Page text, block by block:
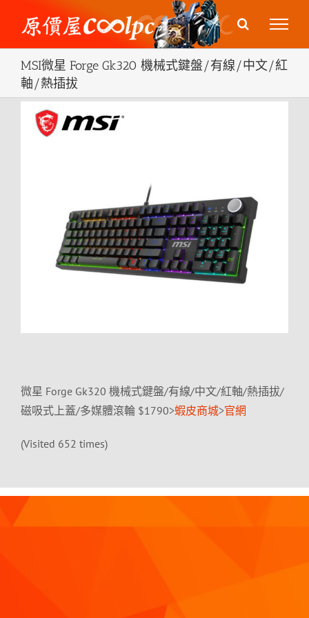
content
MSI微星 Forge Gk320 機械式鍵盤/有線/中文/紅
軸/熱插拔
View
Larger
微星 Forge Gk320 機械式鍵盤/有線/中文/紅軸/熱插拔/
磁吸式上蓋/多媒體滾輪 $1790>蝦皮商城>官網
(Visited 652 times)